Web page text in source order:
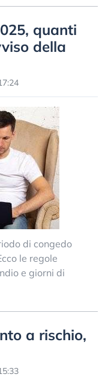
quanti
della
di congedo
le regole
e giorni di
a rischio,